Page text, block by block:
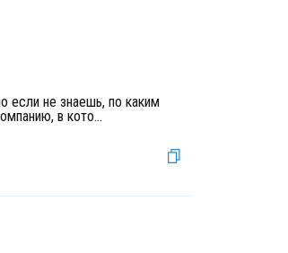
если не знаешь, по каким
в кото...